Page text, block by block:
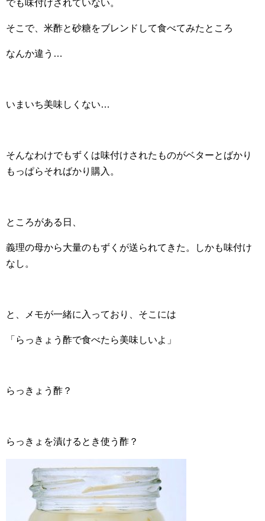
でも味付けされていない。
そこで、米酢と砂糖をブレンドして食べてみたところ
なんか違う…
いまいち美味しくない…
そんなわけでもずくは味付けされたものがベターとばかり
もっぱらそればかり購入。
ところがある日、
義理の母から大量のもずくが送られてきた。しかも味付け
なし。
と、メモが一緒に入っており、そこには
「らっきょう酢で食べたら美味しいよ」
らっきょう酢？
らっきょを漬けるとき使う酢？